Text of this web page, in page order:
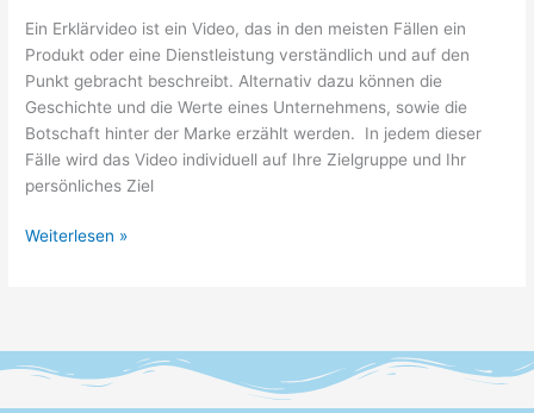
Ein Erklärvideo ist ein Video, das in den meisten Fällen ein
Produkt oder eine Dienstleistung verständlich und auf den
Punkt gebracht beschreibt. Alternativ dazu können die
Geschichte und die Werte eines Unternehmens, sowie die
Botschaft hinter der Marke erzählt werden. In jedem dieser
Fälle wird das Video individuell auf Ihre Zielgruppe und Ihr
persönliches Ziel
Weiterlesen »